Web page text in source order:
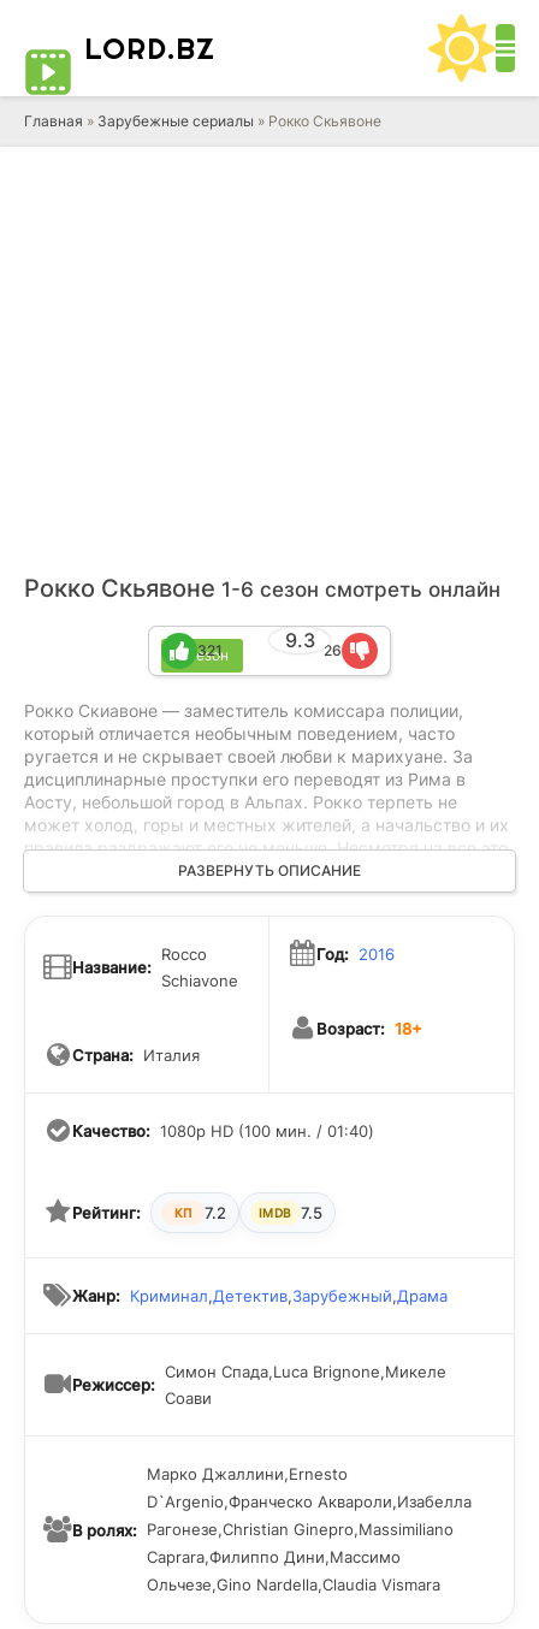
LORD.BZ
Главная » Зарубежные сериалы » Рокко Скьявоне
Рокко Скьявоне 1-6 сезон смотреть онлайн
6 сезон
9.3
321 26
Рокко Скиавоне — заместитель комиссара полиции,
который отличается необычным поведением, часто
ругается и не скрывает своей любви к марихуане. За
дисциплинарные проступки его переводят из Рима в
Аосту, небольшой город в Альпах. Рокко терпеть не
может холод, горы и местных жителей, а начальство и их
правила раздражают его не меньше. Несмотря на все это,
он по-настоящему увлечён расследованием
преступлений и не может оставить своё дело. Даже в
сталкиваясь с чуждой ему провинциальной жизнью и не
скрывая своего недовольства.
РАЗВЕРНУТЬ ОПИСАНИЕ
Название:
Rocco
Schiavone
Страна: Италия
Год: 2016
Возраст: 18+
Качество: 1080p HD (100 мин. / 01:40)
Рейтинг: КП 7.2 IMDB 7.5
Жанр: Криминал,Детектив,Зарубежный,Драма
Режиссер:
Симон Спада,Luca Brignone,Микеле
Соави
В ролях:
Марко Джаллини,Ernesto
D`Argenio,Франческо Аквароли,Изабелла
Рагонезе,Christian Ginepro,Massimiliano
Caprara,Филиппо Дини,Массимо
Ольчезе,Gino Nardella,Claudia Vismara